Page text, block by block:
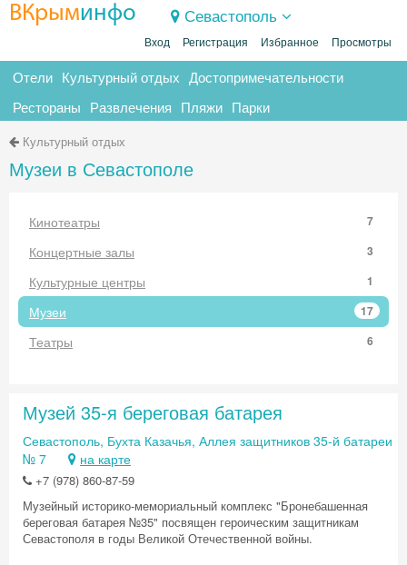
ВКрыминфо Севастополь
Вход Регистрация Избранное Просмотры
Отели Культурный отдых Достопримечательности
Рестораны Развлечения Пляжи Парки
Культурный отдых
Музеи в Севастополе
Кинотеатры 7
Концертные залы 3
Культурные центры 1
Музеи 17
Театры 6
Музей 35-я береговая батарея
Севастополь, Бухта Казачья, Аллея защитников 35-й батареи
№ 7
на карте
+7 (978) 860-87-59
Музейный историко-мемориальный комплекс "Бронебашенная
береговая батарея №35" посвящен героическим защитникам
Севастополя в годы Великой Отечественной войны.